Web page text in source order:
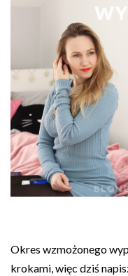
Okres wzmożonego
krokami, więc dziś